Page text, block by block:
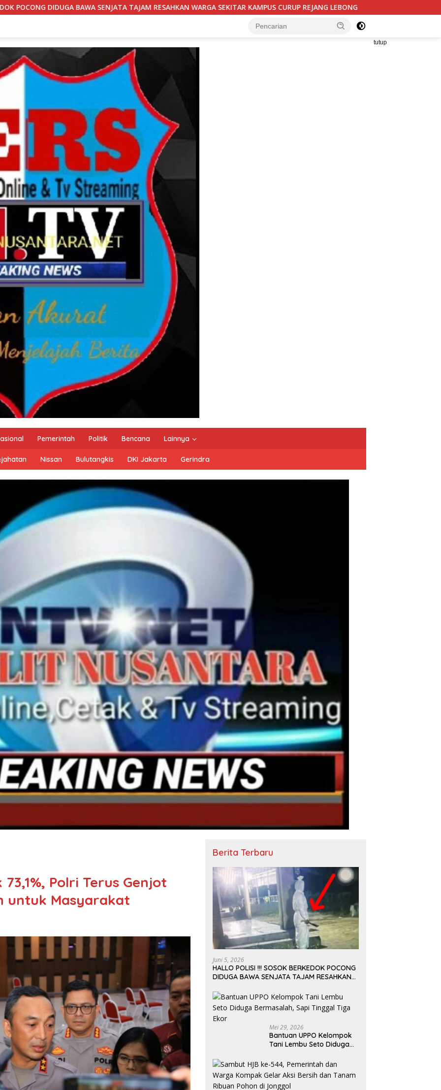
TAJAM RESAHKAN WARGA SEKITAR KAMPUS CURUP REJANG LEBONG Bantuan UPPO Kelompok Tani Lembu Seto
tutup
Pemerintah Politik Bencana Lainnya
Nissan Bulutangkis DKI Jakarta Gerindra
Polri Terus Genjot
untuk Masyarakat
Berita Terbaru
Juni 5, 2026
HALLO POLISI !!! SOSOK BERKEDOK POCONG
DIDUGA BAWA SENJATA TAJAM RESAHKAN
LEBONG
Mei 29, 2026
Bantuan UPPO Kelompok
Tani Lembu Seto Diduga
Tiga Ekor